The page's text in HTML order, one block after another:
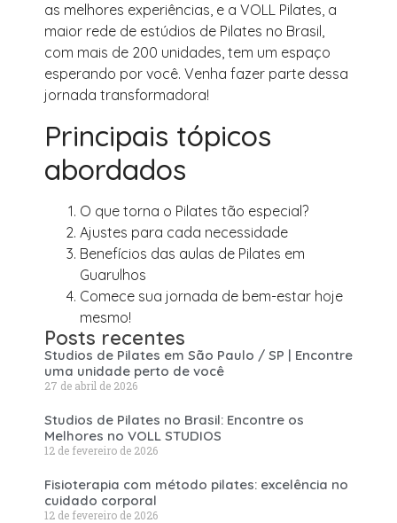
as melhores experiências, e a VOLL Pilates, a
maior rede de estúdios de Pilates no Brasil,
com mais de 200 unidades, tem um espaço
esperando por você. Venha fazer parte dessa
jornada transformadora!
Principais tópicos
abordados
O que torna o Pilates tão especial?
Ajustes para cada necessidade
Benefícios das aulas de Pilates em
Guarulhos
Comece sua jornada de bem-estar hoje
mesmo!
Posts recentes
Studios de Pilates em São Paulo / SP | Encontre
uma unidade perto de você
27 de abril de 2026
Studios de Pilates no Brasil: Encontre os
Melhores no VOLL STUDIOS
12 de fevereiro de 2026
Fisioterapia com método pilates: excelência no
cuidado corporal
12 de fevereiro de 2026